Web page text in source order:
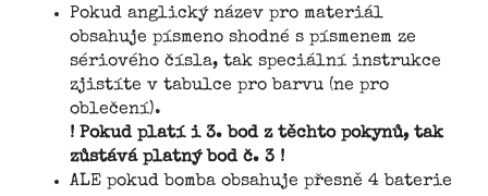
Pokud anglický název pro materiál
obsahuje písmeno shodné s písmenem ze
sériového čísla, tak speciální instrukce
zjistíte v tabulce pro barvu (ne pro
oblečení).
! Pokud platí i 3. bod z těchto pokynů, tak
zůstává platný bod č. 3 !
ALE pokud bomba obsahuje přesně 4 baterie